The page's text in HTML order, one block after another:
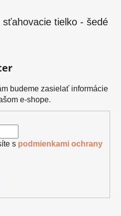
5 hviezdičiek.
tielko - šedé
5 hviezdičiek.
budeme zasielať informácie
e-shope.
s podmienkami ochrany